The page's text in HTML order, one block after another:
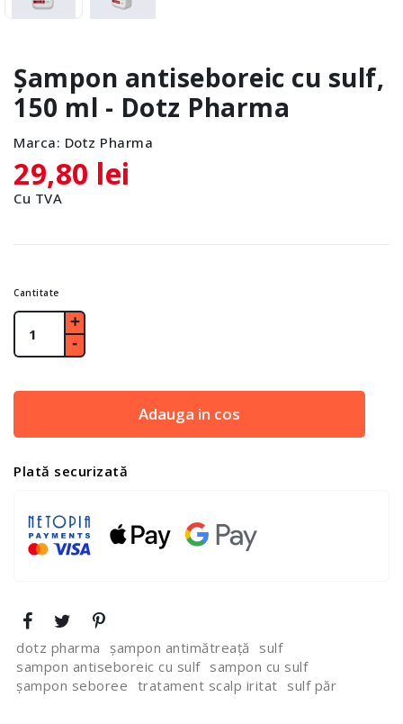
Șampon antiseboreic cu sulf,
150 ml - Dotz Pharma
Marca: Dotz Pharma
29,80 lei
Cu TVA
Cantitate
Adauga in cos
Plată securizată
dotz pharma șampon antimătreață
sulf
sampon antiseboreic cu sulf sampon cu sulf
șampon seboree tratament scalp iritat sulf păr